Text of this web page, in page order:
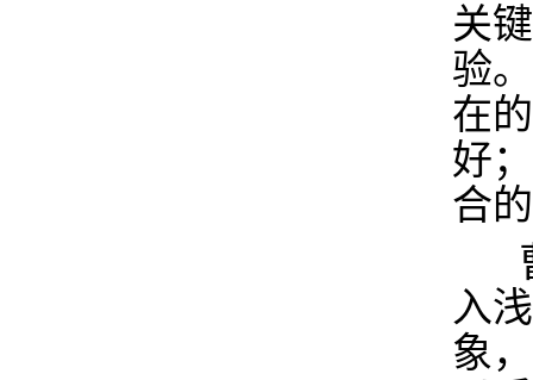
关
验
在
好
合
入
象